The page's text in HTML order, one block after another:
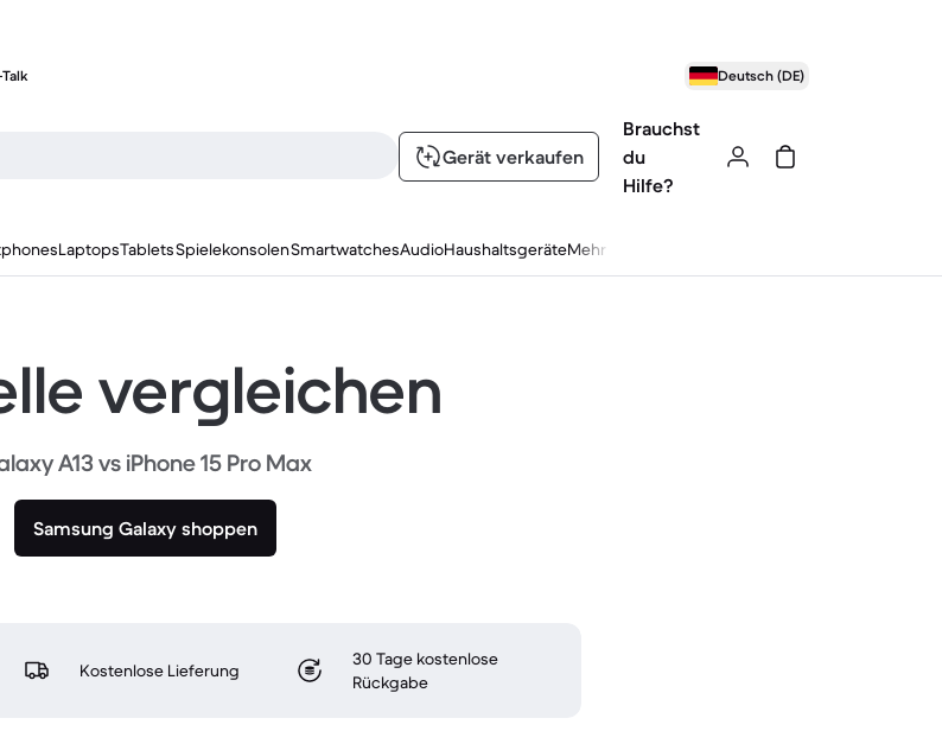
Deutsch (DE)
Gerät verkaufen
Brauchst
du
Hilfe?
LaptopsTabletsSpielekonsolenSmartwatchesAudioHaushaltsgeräteMehr
vergleichen
A13 vs iPhone 15 Pro Max
Samsung Galaxy shoppen
Kostenlose Lieferung
30 Tage kostenlose
Rückgabe